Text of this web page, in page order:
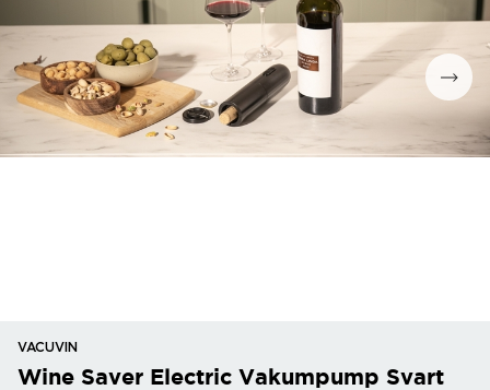
VACUVIN
Wine Saver Electric Vakumpump Svart